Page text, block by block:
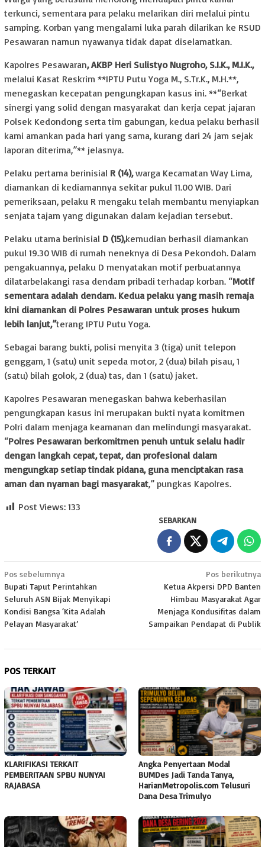
terkunci, sementara para pelaku melarikan diri melalui pintu
samping. Korban yang mengalami luka parah dilarikan ke RSUD
Pesawaran namun nyawanya tidak dapat diselamatkan.
Kapolres Pesawaran, AKBP Heri Sulistyo Nugroho, S.I.K., M.I.K.,
melalui Kasat Reskrim **IPTU Putu Yoga M., S.Tr.K., M.H.**,
menegaskan kecepatan pengungkapan kasus ini. **“Berkat
sinergi yang solid dengan masyarakat dan kerja cepat jajaran
Polsek Kedondong serta tim gabungan, kedua pelaku berhasil
kami amankan pada hari yang sama, kurang dari 24 jam sejak
laporan diterima,”** jelasnya.
Pelaku pertama berinisial R (14),warga Kecamatan Way Lima,
diamankan di kediamannya sekitar pukul 11.00 WIB. Dari
pemeriksaan, pelaku R mengaku telah membantu menyiapkan
senjata tajam yang digunakan dalam kejadian tersebut.
Pelaku utama berinisial D (15),kemudian berhasil diamankan
pukul 19.30 WIB di rumah neneknya di Desa Pekondoh. Dalam
pengakuannya, pelaku D menyatakan motif perbuatannya
dilatarbelakangi rasa dendam pribadi terhadap korban. “Motif
sementara adalah dendam. Kedua pelaku yang masih remaja
kini diamankan di Polres Pesawaran untuk proses hukum
lebih lanjut,”terang IPTU Putu Yoga.
Sebagai barang bukti, polisi menyita 3 (tiga) unit telepon
genggam, 1 (satu) unit sepeda motor, 2 (dua) bilah pisau, 1
(satu) bilah golok, 2 (dua) tas, dan 1 (satu) jaket.
Kapolres Pesawaran menegaskan bahwa keberhasilan
pengungkapan kasus ini merupakan bukti nyata komitmen
Polri dalam menjaga keamanan dan melindungi masyarakat.
“Polres Pesawaran berkomitmen penuh untuk selalu hadir
dengan langkah cepat, tepat, dan profesional dalam
mengungkap setiap tindak pidana, guna menciptakan rasa
aman dan nyaman bagi masyarakat,” pungkas Kapolres.
Post Views: 133
SEBARKAN
Navigasi
pos
Pos sebelumnya
Bupati Taput Perintahkan
Seluruh ASN Bijak Menyikapi
Kondisi Bangsa ‘Kita Adalah
Pelayan Masyarakat’
Pos berikutnya
Ketua Akpersi DPD Banten
Himbau Masyarakat Agar
Menjaga Kondusifitas dalam
Sampaikan Pendapat di Publik
POS TERKAIT
KLARIFIKASI TERKAIT
PEMBERITAAN SPBU NUNYAI
RAJABASA
Angka Penyertaan Modal
BUMDes Jadi Tanda Tanya,
HarianMetropolis.com Telusuri
Dana Desa Trimulyo